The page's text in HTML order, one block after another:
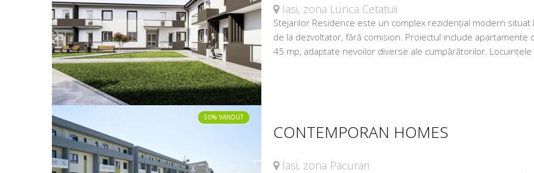
Iasi, zona Lunca Cetatuii
Stejarilor Residence este un complex rezidențial modern
de la dezvoltator, fără comision. Proiectul include
45 mp, adaptate nevoilor diverse ale cumpărătorilor. Locuințele
50% VANDUT
CONTEMPORAN HOMES
Iasi, zona Pacurari